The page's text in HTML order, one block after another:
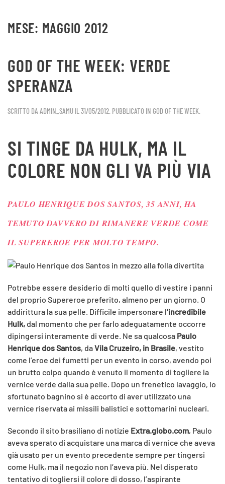
Skip to main content
MESE: MAGGIO 2012
GOD OF THE WEEK: VERDE
SPERANZA
SCRITTO DA ADMIN_SAMU IL31/05/2012. PUBBLICATO IN GOD OF THE WEEK.
SI TINGE DA HULK, MA IL
COLORE NON GLI VA PIÙ VIA
PAULO HENRIQUE DOS SANTOS, 35 ANNI, HA
TEMUTO DAVVERO DI RIMANERE VERDE COME
IL SUPEREROE PER MOLTO TEMPO.
Potrebbe essere desiderio di molti quello di vestire i panni
del proprio Supereroe preferito, almeno per un giorno. O
addirittura la sua pelle. Difficile impersonare l‘incredibile
Hulk, dal momento che per farlo adeguatamente occorre
dipingersi interamente di verde. Ne sa qualcosa Paulo
Henrique dos Santos, daVila Cruzeiro, in Brasile, vestito
come l’eroe dei fumetti per un evento in corso, avendo poi
un brutto colpo quando è venuto il momento di togliere la
vernice verde dalla sua pelle. Dopo un frenetico lavaggio, lo
sfortunato bagnino si è accorto di aver utilizzato una
vernice riservata ai missili balistici e sottomarini nucleari.
Secondo il sito brasiliano di notizie Extra.globo.com, Paulo
aveva sperato di acquistare una marca di vernice che aveva
già usato per un evento precedente sempre per tingersi
come Hulk, ma il negozio non l’aveva più. Nel disperato
tentativo di togliersi il colore di dosso, l’aspirante